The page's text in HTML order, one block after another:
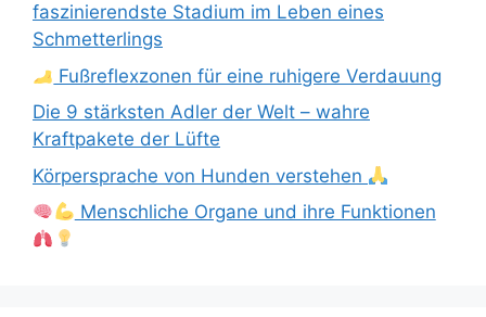
faszinierendste Stadium im Leben eines
Schmetterlings
Fußreflexzonen für eine ruhigere Verdauung
Die 9 stärksten Adler der Welt – wahre
Kraftpakete der Lüfte
Körpersprache von Hunden verstehen
Menschliche Organe und ihre Funktionen